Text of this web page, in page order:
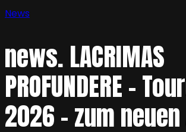
News
news. LACRIMAS
PROFUNDERE –
2026 – zum